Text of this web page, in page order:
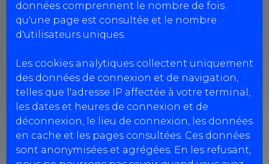
données comprennent le nombre de fois
qu'une page est consultée et le nombre
d'utilisateurs uniques.
Les cookies analytiques collectent uniquement
des données de connexion et de navigation,
telles que l'adresse IP affectée à votre terminal,
les dates et heures de connexion et de
déconnexion, le lieu de connexion, les données
en cache et les pages consultées. Ces données
sont anonymisées et agrégées. En les refusant,
Informations société
Type de prestation *
VL
Nom de la société *